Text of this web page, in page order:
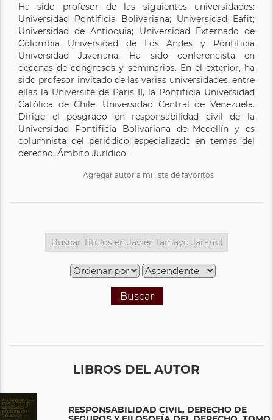
Ha sido profesor de las siguientes universidades:
Universidad Pontificia Bolivariana; Universidad Eafit;
Universidad de Antioquia; Universidad Externado de
Colombia Universidad de Los Andes y Pontificia
Universidad Javeriana. Ha sido conferencista en
decenas de congresos y seminarios. En el exterior, ha
sido profesor invitado de las varias universidades, entre
ellas la Université de Paris II, la Pontificia Universidad
Católica de Chile; Universidad Central de Venezuela.
Dirige el posgrado en responsabilidad civil de la
Universidad Pontificia Bolivariana de Medellín y es
columnista del periódico especializado en temas del
derecho, Ámbito Jurídico.
Agregar autor a mi lista de favoritos
Buscar
LIBROS DEL AUTOR
RESPONSABILIDAD CIVIL, DERECHO DE